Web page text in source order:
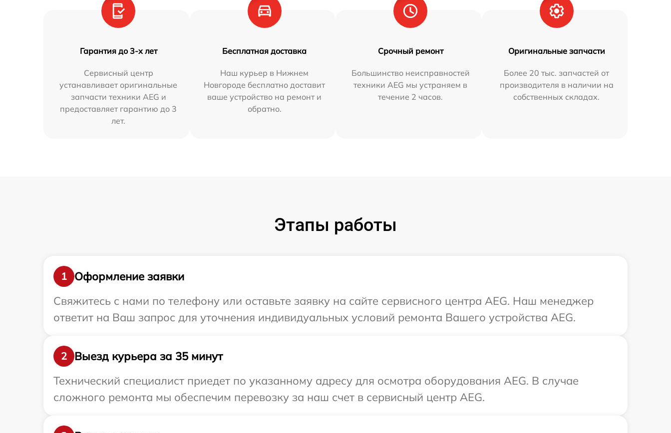
Гарантия до 3-х лет
Сервисный центр
устанавливает оригинальные
запчасти техники AEG и
предоставляет гарантию до 3
лет.
Бесплатная доставка
Наш курьер в Нижнем
Новгороде бесплатно доставит
ваше устройство на ремонт и
обратно.
Срочный ремонт
Большинство неисправностей
техники AEG мы устраняем в
течение 2 часов.
Оригинальные запчасти
Более 20 тыс. запчастей от
производителя в наличии на
собственных складах.
Этапы работы
1
Оформление заявки
Свяжитесь с нами по телефону или оставьте заявку на сайте сервисного центра AEG. Наш менеджер
ответит на Ваш запрос для уточнения индивидуальных условий ремонта Вашего устройства AEG.
2
Выезд курьера за 35 минут
Технический специалист приедет по указанному адресу для осмотра оборудования AEG. В случае
сложного ремонта мы обеспечим перевозку за наш счет в сервисный центр AEG.